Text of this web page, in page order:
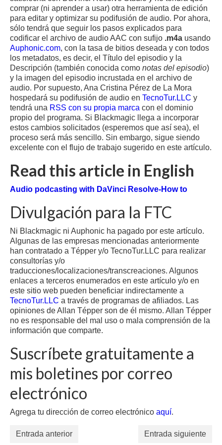
comprar (ni aprender a usar) otra herramienta de edición
para editar y optimizar su podifusión de audio. Por ahora,
sólo tendrá que seguir los pasos explicados para
codificar el archivo de audio AAC con sufijo .m4a usando
Auphonic.com, con la tasa de bitios deseada y con todos
los metadatos, es decir, el Título del episodio y la
Descripción (también conocida como notas del episodio)
y la imagen del episodio incrustada en el archivo de
audio. Por supuesto, Ana Cristina Pérez de La Mora
hospedará su podifusión de audio en TecnoTur.LLC y
tendrá una RSS con su propia marca con el dominio
propio del programa. Si Blackmagic llega a incorporar
estos cambios solicitados (esperemos que así sea), el
proceso será más sencillo. Sin embargo, sigue siendo
excelente con el flujo de trabajo sugerido en este artículo.
Read this article in English
Audio podcasting with DaVinci Resolve-How to
Divulgación para la FTC
Ni Blackmagic ni Auphonic ha pagado por este artículo.
Algunas de las empresas mencionadas anteriormente
han contratado a Tépper y/o TecnoTur.LLC para realizar
consultorías y/o
traducciones/localizaciones/transcreaciones. Algunos
enlaces a terceros enumerados en este artículo y/o en
este sitio web pueden beneficiar indirectamente a
TecnoTur.LLC a través de programas de afiliados. Las
opiniones de Allan Tépper son de él mismo. Allan Tépper
no es responsable del mal uso o mala comprensión de la
información que comparte.
Suscríbete gratuitamente a
mis boletines por correo
electrónico
Agrega tu dirección de correo electrónico aquí.
Entrada anterior Entrada siguiente